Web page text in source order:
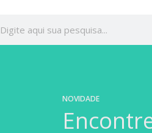
NOVIDADE